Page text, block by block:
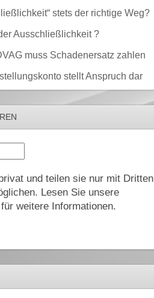
stets der richtige Weg?
Ausschließlichkeit ?
muss Schadenersatz zahlen
stellt Anspruch dar
und teilen sie nur mit
Lesen Sie unsere
weitere Informationen.